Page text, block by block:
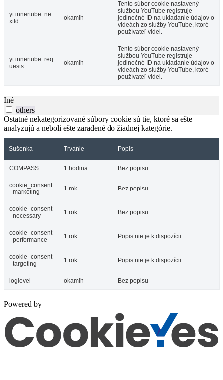
yt.innertube::ne
xtId
okamih
Tento súbor cookie nastavený
službou YouTube registruje
jedinečné ID na ukladanie údajov o
videách zo služby YouTube, ktoré
používateľ videl.
yt.innertube::req
uests
okamih
Tento súbor cookie nastavený
službou YouTube registruje
jedinečné ID na ukladanie údajov o
videách zo služby YouTube, ktoré
používateľ videl.
Iné
others
Ostatné nekategorizované súbory cookie sú tie, ktoré sa ešte
analyzujú a neboli ešte zaradené do žiadnej kategórie.
Sušenka Trvanie Popis
COMPASS 1 hodina Bez popisu
cookie_consent
_marketing
1 rok Bez popisu
cookie_consent
_necessary
1 rok Bez popisu
cookie_consent
_performance
1 rok Popis nie je k dispozícii.
cookie_consent
_targeting
1 rok Popis nie je k dispozícii.
loglevel okamih Bez popisu
Powered by